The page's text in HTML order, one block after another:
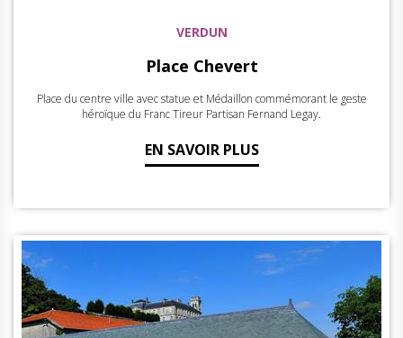
VERDUN
Place Chevert
Place du centre ville avec statue et Médaillon commémorant le geste
héroïque du Franc Tireur Partisan Fernand Legay.
EN SAVOIR PLUS